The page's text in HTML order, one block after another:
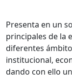
Presenta en un
principales de la
diferentes
institucional,
dando con ello